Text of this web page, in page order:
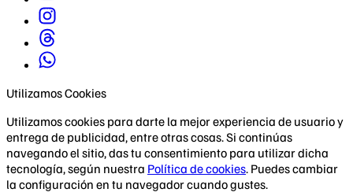
Utilizamos Cookies
Utilizamos cookies para darte la mejor experiencia de usuario y
entrega de publicidad, entre otras cosas. Si continúas
navegando el sitio, das tu consentimiento para utilizar dicha
tecnología, según nuestra Política de cookies. Puedes cambiar
la configuración en tu navegador cuando gustes.